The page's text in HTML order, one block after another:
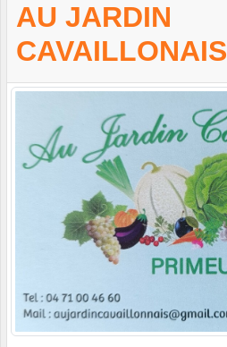
AU JARDIN
CAVAILLONAIS